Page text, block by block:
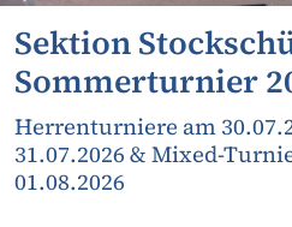
Sektion
Sommerturnier
Herrenturniere am
31.07.2026 & Mixed-
01.08.2026